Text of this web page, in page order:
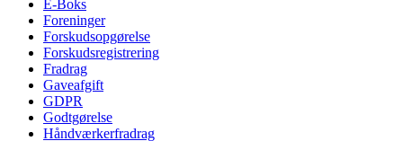
E-Boks
Foreninger
Forskudsopgørelse
Forskudsregistrering
Fradrag
Gaveafgift
GDPR
Godtgørelse
Håndværkerfradrag